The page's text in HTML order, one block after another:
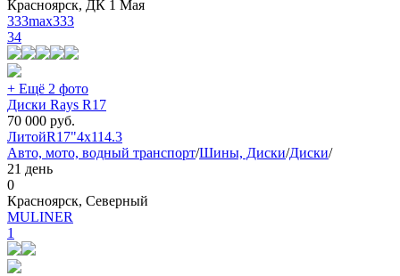
Красноярск, ДК 1 Мая
333max333
34
+ Ещё 2 фото
Диски Rays R17
70 000 руб.
ЛитойR17"4x114.3
Авто, мото, водный транспорт/Шины, Диски/Диски/
21 день
0
Красноярск, Северный
MULINER
1